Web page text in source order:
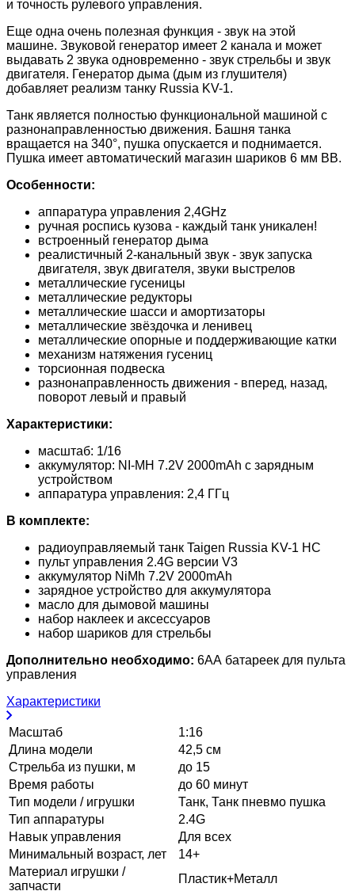
и точность рулевого управления.
Еще одна очень полезная функция - звук на этой
машине. Звуковой генератор имеет 2 канала и может
выдавать 2 звука одновременно - звук стрельбы и звук
двигателя. Генератор дыма (дым из глушителя)
добавляет реализм танку Russia KV-1.
Танк является полностью функциональной машиной с
разнонаправленностью движения. Башня танка
вращается на 340°, пушка опускается и поднимается.
Пушка имеет автоматический магазин шариков 6 мм BB.
Особенности:
аппаратура управления 2,4GHz
ручная роспись кузова - каждый танк уникален!
встроенный генератор дыма
реалистичный 2-канальный звук - звук запуска
двигателя, звук двигателя, звуки выстрелов
металлические гусеницы
металлические редукторы
металлические шасси и амортизаторы
металлические звёздочка и ленивец
металлические опорные и поддерживающие катки
механизм натяжения гусениц
торсионная подвеска
разнонаправленность движения - вперед, назад,
поворот левый и правый
Характеристики:
масштаб: 1/16
аккумулятор: NI-MH 7.2V 2000mAh с зарядным
устройством
аппаратура управления: 2,4 ГГц
В комплекте:
радиоуправляемый танк Taigen Russia KV-1 HC
пульт управления 2.4G версии V3
аккумулятор NiMh 7.2V 2000mAh
зарядное устройство для аккумулятора
масло для дымовой машины
набор наклеек и аксессуаров
набор шариков для стрельбы
Дополнительно необходимо: 6АА батареек для пульта
управления
Характеристики
Масштаб
1:16
Длина модели
42,5 см
Стрельба из пушки, м
до 15
Время работы
до 60 минут
Тип модели / игрушки
Танк, Танк пневмо пушка
Тип аппаратуры
2.4G
Навык управления
Для всех
Минимальный возраст, лет
14+
Материал игрушки /
запчасти
Пластик+Металл